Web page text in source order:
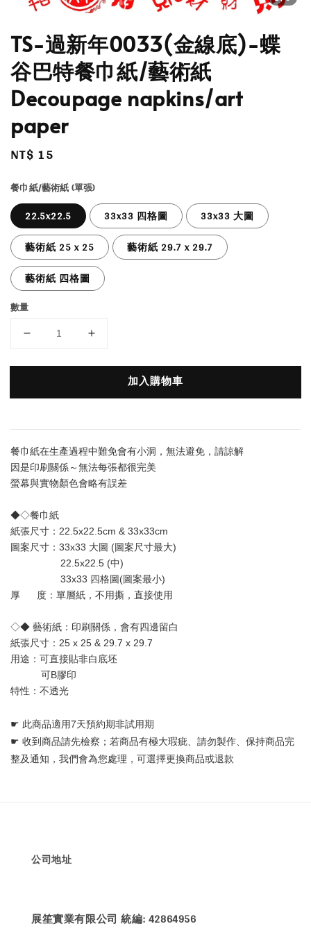
TS-過新年0033(金線底)-蝶
谷巴特餐巾紙/藝術紙
Decoupage napkins/art
paper
Regular
NT$ 15
餐巾紙/藝術紙 (單張)
22.5x22.5 33x33 四格圖
33x33 大圖
藝術紙 25 x 25
藝術紙 29.7 x 29.7
藝術紙 四格圖
數量
加入購物車
餐巾紙在生產過程中難免會有小洞，無法避免，請諒解
因是印刷關係～無法每張都很完美
螢幕與實物顏色會略有誤差
◆◇餐巾紙
紙張尺寸：22.5x22.5cm & 33x33cm
圖案尺寸：33x33 大圖 (圖案尺寸最大)
22.5x22.5 (中)
33x33 四格圖(圖案最小)
厚      度：單層紙 ，不用撕，直接使用
◇◆ 藝術紙：印刷關係，會有四邊留白
紙張尺寸：25 x 25 & 29.7 x 29.7
用途：可直接貼非白底坯
可B膠印
特性：不透光
☛ 此商品適用7天預約期非試用期
☛ 收到商品請先檢察；若商品有極大瑕疵、請勿製作、保持商品完
整及通知，我們會為您處理，可選擇更換商品或退款
公司地址
展笙實業有限公司 統編: 42864956